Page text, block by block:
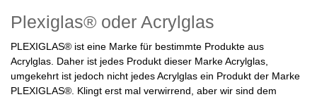
Plexiglas® oder Acrylglas
PLEXIGLAS® ist eine Marke für bestimmte Produkte aus
Acrylglas. Daher ist jedes Produkt dieser Marke Acrylglas,
umgekehrt ist jedoch nicht jedes Acrylglas ein Produkt der Marke
PLEXIGLAS®. Klingt erst mal verwirrend, aber wir sind dem